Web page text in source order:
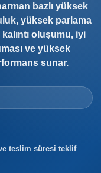
bazlı yüksek
yüksek parlama
oluşumu, iyi
ve yüksek
sunar.
teslim süresi teklif